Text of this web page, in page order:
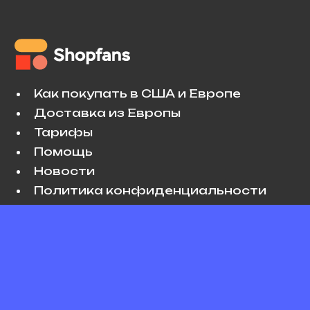
Как покупать в США и Европе
Доставка из Европы
Тарифы
Помощь
Новости
Политика конфиденциальности